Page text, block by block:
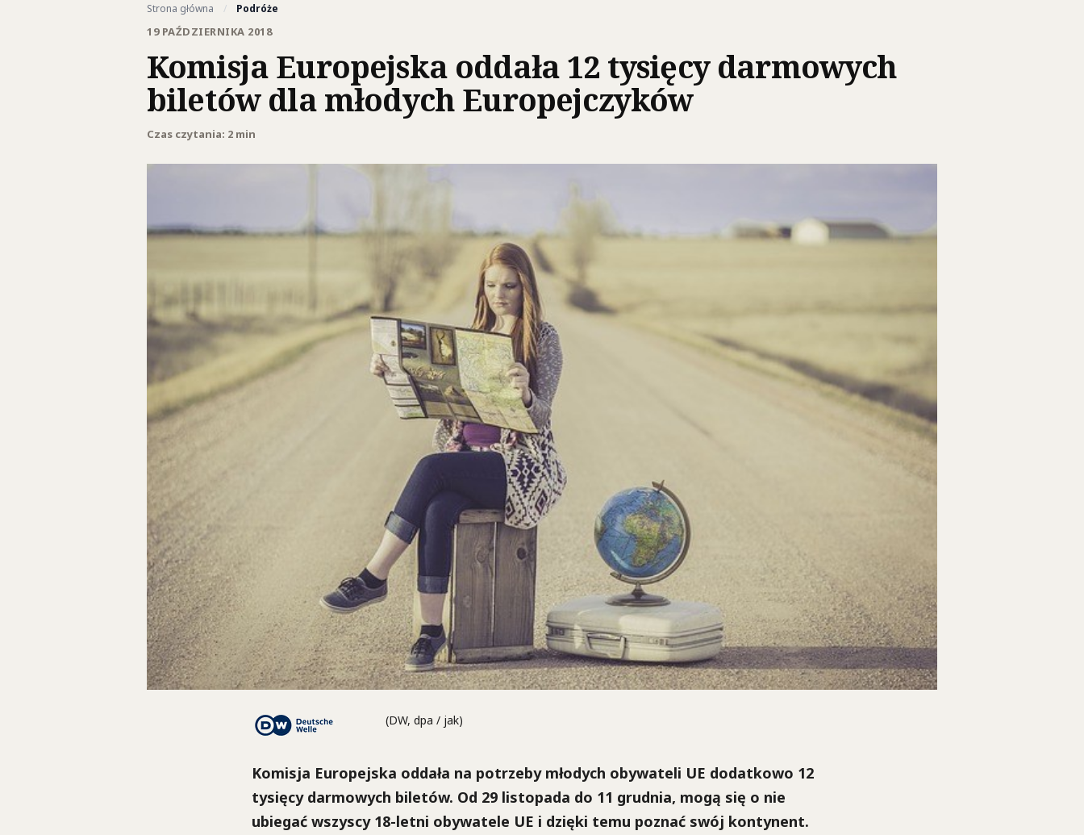
Strona główna / Podróże
19 PAŹDZIERNIKA 2018
Komisja Europejska oddała 12 tysięcy darmowych
biletów dla młodych Europejczyków
Czas czytania: 2 min
(DW, dpa / jak)
Komisja Europejska oddała na potrzeby młodych obywateli UE dodatkowo 12
tysięcy darmowych biletów. Od 29 listopada do 11 grudnia, mogą się o nie
ubiegać wszyscy 18-letni obywatele UE i dzięki temu poznać swój kontynent.